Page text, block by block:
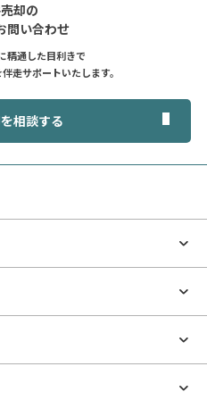
却の
問い合わせ
精通した目利きで
走サポートいたします。
相談する